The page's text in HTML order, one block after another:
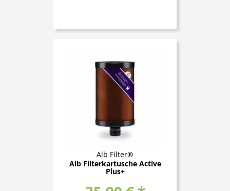
Alb Filter®
Alb Filterkartusche Active
Plus+